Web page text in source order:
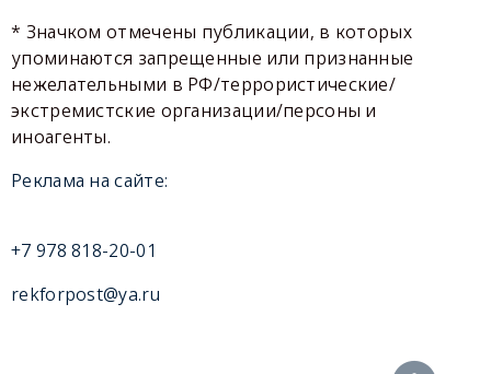
* Значком отмечены публикации, в которых
упоминаются запрещенные или признанные
нежелательными в РФ/террористические/
экстремистские организации/персоны и
иноагенты.
Реклама на сайте:
+7 978 818-20-01
rekforpost@ya.ru